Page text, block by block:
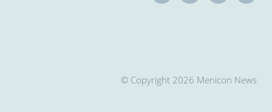
© Copyright 2026 Menicon News